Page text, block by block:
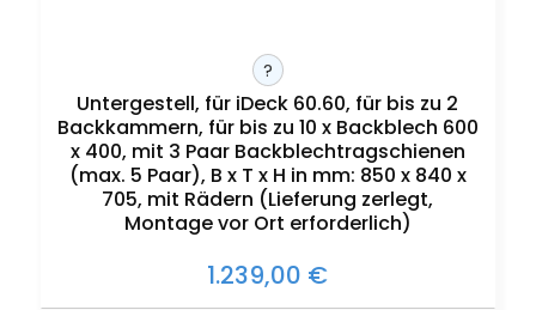
?
Untergestell, für iDeck 60.60, für bis zu 2
Backkammern, für bis zu 10 x Backblech 600
x 400, mit 3 Paar Backblechtragschienen
(max. 5 Paar), B x T x H in mm: 850 x 840 x
705, mit Rädern (Lieferung zerlegt,
Montage vor Ort erforderlich)
1.239,00 €